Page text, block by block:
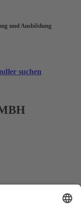
und Ausbildung
suchen